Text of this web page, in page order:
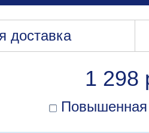
доставка
1 298
Повышенная